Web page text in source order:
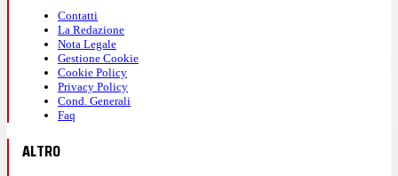
Contatti
La Redazione
Nota Legale
Gestione Cookie
Cookie Policy
Privacy Policy
Cond. Generali
Faq
ALTRO